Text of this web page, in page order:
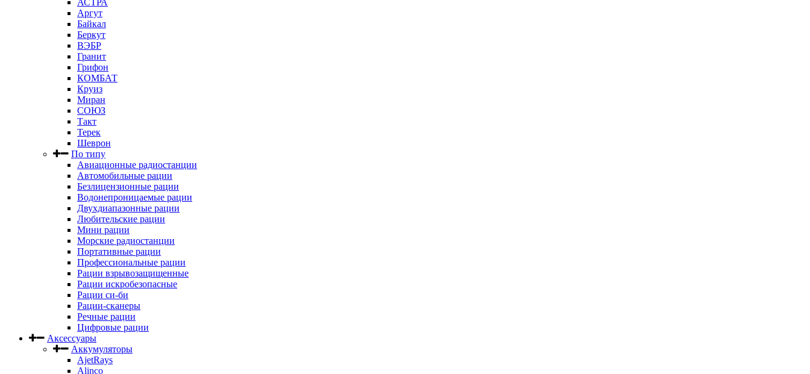
АСТРА
Аргут
Байкал
Беркут
ВЭБР
Гранит
Грифон
КОМБАТ
Круиз
Миран
СОЮЗ
Такт
Терек
Шеврон
По типу
Авиационные радиостанции
Автомобильные рации
Безлицензионные рации
Водонепроницаемые рации
Двухдиапазонные рации
Любительские рации
Мини рации
Морские радиостанции
Портативные рации
Профессиональные рации
Рации взрывозащищенные
Рации искробезопасные
Рации си-би
Рации-сканеры
Речные рации
Цифровые рации
Аксессуары
Аккумуляторы
AjetRays
Alinco